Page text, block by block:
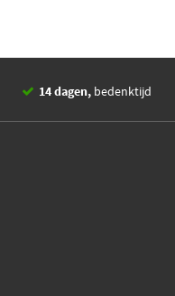
14 dagen, bedenktijd